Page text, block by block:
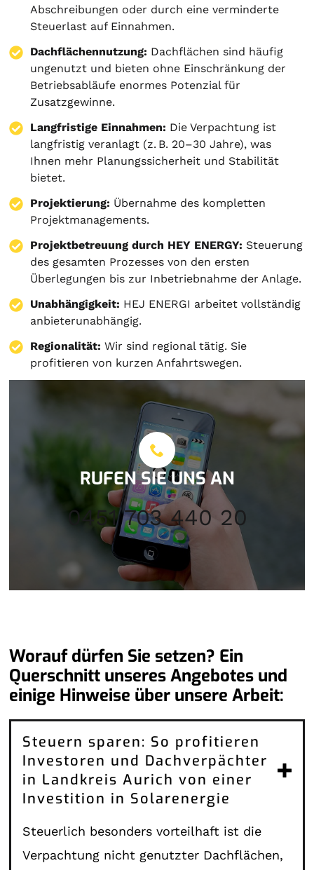
Abschreibungen oder durch eine verminderte
Steuerlast auf Einnahmen.
Dachflächennutzung: Dachflächen sind häufig
ungenutzt und bieten ohne Einschränkung der
Betriebsabläufe enormes Potenzial für
Zusatzgewinne.
Langfristige Einnahmen: Die Verpachtung ist
langfristig veranlagt (z. B. 20–30 Jahre), was
Ihnen mehr Planungssicherheit und Stabilität
bietet.
Projektierung: Übernahme des kompletten
Projektmanagements.
Projektbetreuung durch HEY ENERGY: Steuerung
des gesamten Prozesses von den ersten
Überlegungen bis zur Inbetriebnahme der Anlage.
Unabhängigkeit: HEJ ENERGI arbeitet vollständig
anbieterunabhängig.
Regionalität: Wir sind regional tätig. Sie
profitieren von kurzen Anfahrtswegen.
RUFEN SIE UNS AN
0451 703 440 20
Worauf dürfen Sie setzen? Ein
Querschnitt unseres Angebotes und
einige Hinweise über unsere Arbeit:
Steuern sparen: So profitieren
Investoren und Dachverpächter
in Landkreis Aurich von einer
Investition in Solarenergie
Steuerlich besonders vorteilhaft ist die
Verpachtung nicht genutzter Dachflächen,